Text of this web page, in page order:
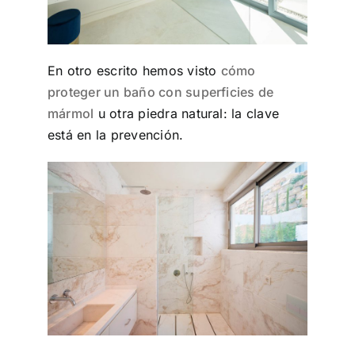
En otro escrito hemos visto cómo
proteger un baño con superficies de
mármol u otra piedra natural: la clave
está en la prevención.